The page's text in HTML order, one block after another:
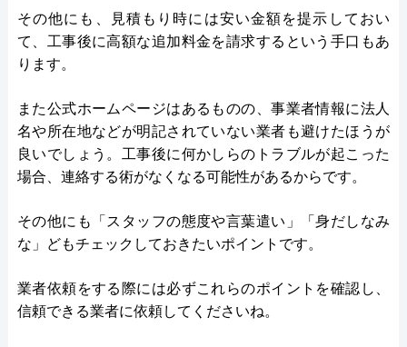
その他にも、見積もり時には安い金額を提示しておい
て、工事後に高額な追加料金を請求するという手口もあ
ります。
また公式ホームページはあるものの、事業者情報に法人
名や所在地などが明記されていない業者も避けたほうが
良いでしょう。工事後に何かしらのトラブルが起こった
場合、連絡する術がなくなる可能性があるからです。
その他にも「スタッフの態度や言葉遣い」「身だしなみ
な」どもチェックしておきたいポイントです。
業者依頼をする際には必ずこれらのポイントを確認し、
信頼できる業者に依頼してくださいね。